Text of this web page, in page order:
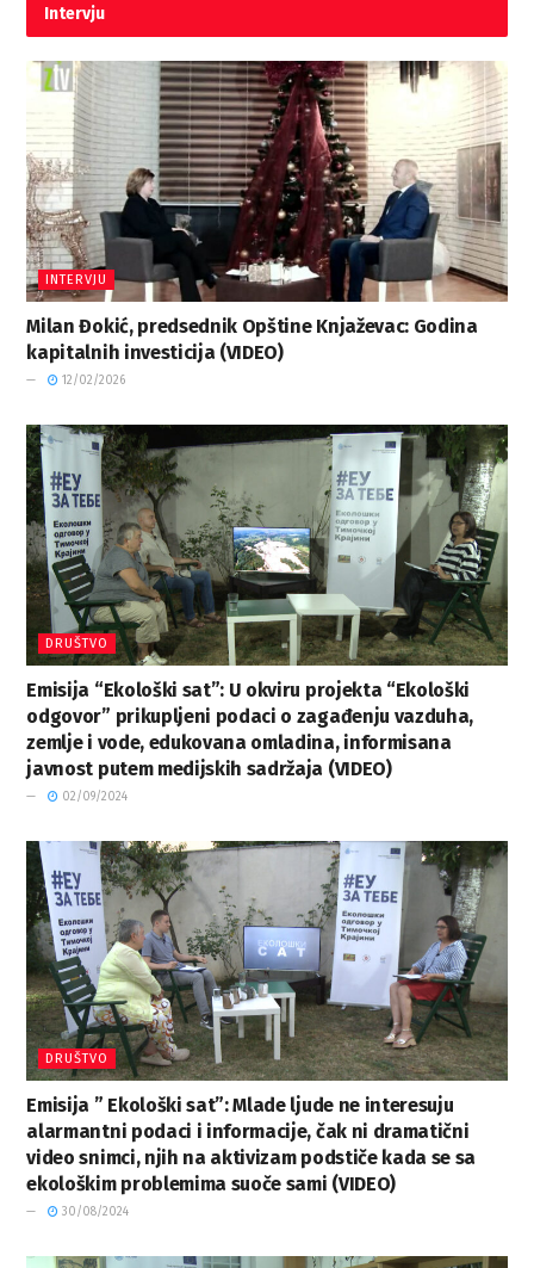
Intervju
INTERVJU
Milan Đokić, predsednik Opštine Knjaževac: Godina
kapitalnih investicija (VIDEO)
12/02/2026
DRUŠTVO
Emisija “Ekološki sat”: U okviru projekta “Ekološki
odgovor” prikupljeni podaci o zagađenju vazduha,
zemlje i vode, edukovana omladina, informisana
javnost putem medijskih sadržaja (VIDEO)
02/09/2024
DRUŠTVO
Emisija ” Ekološki sat”: Mlade ljude ne interesuju
alarmantni podaci i informacije, čak ni dramatični
video snimci, njih na aktivizam podstiče kada se sa
ekološkim problemima suoče sami (VIDEO)
30/08/2024